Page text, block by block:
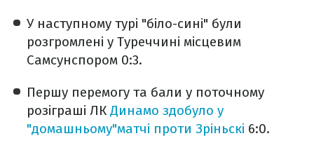
У наступному турі "біло-сині" були
розгромлені у Туреччині місцевим
Самсунспором 0:3.
Першу перемогу та бали у поточному
розіграші ЛК Динамо здобуло у
"домашньому"матчі проти Зріньскі 6:0.